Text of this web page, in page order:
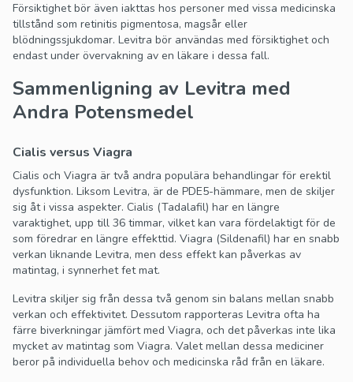
Försiktighet bör även iakttas hos personer med vissa medicinska
tillstånd som retinitis pigmentosa, magsår eller
blödningssjukdomar. Levitra bör användas med försiktighet och
endast under övervakning av en läkare i dessa fall.
Sammenligning av Levitra med
Andra Potensmedel
Cialis versus Viagra
Cialis och Viagra är två andra populära behandlingar för erektil
dysfunktion. Liksom Levitra, är de PDE5-hämmare, men de skiljer
sig åt i vissa aspekter. Cialis (Tadalafil) har en längre
varaktighet, upp till 36 timmar, vilket kan vara fördelaktigt för de
som föredrar en längre effekttid. Viagra (Sildenafil) har en snabb
verkan liknande Levitra, men dess effekt kan påverkas av
matintag, i synnerhet fet mat.
Levitra skiljer sig från dessa två genom sin balans mellan snabb
verkan och effektivitet. Dessutom rapporteras Levitra ofta ha
färre biverkningar jämfört med Viagra, och det påverkas inte lika
mycket av matintag som Viagra. Valet mellan dessa mediciner
beror på individuella behov och medicinska råd från en läkare.